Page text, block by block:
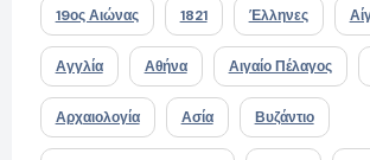
19ος Αιώνας 1821 Έλληνες
Αγγλία Αθήνα Αιγαίο Πέλαγος
Αρχαιολογία Ασία Βυζάντιο